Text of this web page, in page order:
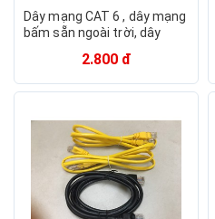
Dây mạng CAT 6 , dây mạng
bấm sẵn ngoài trời, dây
2.800 đ